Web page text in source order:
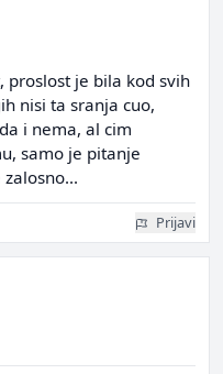
proslost je bila kod svih
nisi ta sranja cuo,
i nema, al cim
samo je pitanje
Prijavi